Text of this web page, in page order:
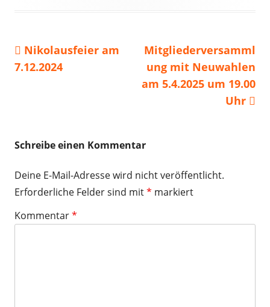
Beitragsnavigation
Vorheriger
Beitrag:
Nikolausfeier am
7.12.2024
Nächster
Beitrag
Mitgliederversamml
ung mit Neuwahlen
am 5.4.2025 um 19.00
Uhr
Schreibe einen Kommentar
Deine E-Mail-Adresse wird nicht veröffentlicht.
Erforderliche Felder sind mit* markiert
Kommentar*